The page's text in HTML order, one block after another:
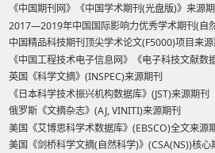
《中国期刊网》《中国学术期刊(光盘版)》来源
2017—2019年中国国际影响力优秀学术期刊(自
中国精品科技期刊顶尖学术论文(F5000)项目来
《中国工程技术电子信息网》《电子科技文献数
英国《科学文摘》(INSPEC)来源期刊
《日本科学技术振兴机构数据库》(JST)来源期刊
俄罗斯《文摘杂志》(AJ, VINITI)来源期刊
美国《艾博思科学术数据库》(EBSCO)全文来源
美国《剑桥科学文摘(自然科学)》(CSA(NS))核心